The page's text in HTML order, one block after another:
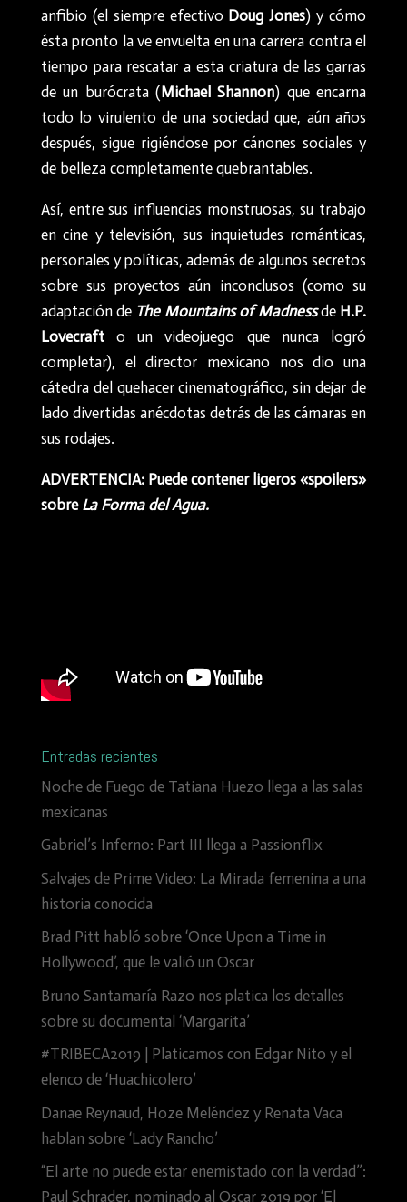
anfibio (el siempre efectivo Doug Jones) y cómo
ésta pronto la ve envuelta en una carrera contra el
tiempo para rescatar a esta criatura de las garras
de un burócrata (Michael Shannon) que encarna
todo lo virulento de una sociedad que, aún años
después, sigue rigiéndose por cánones sociales y
de belleza completamente quebrantables.
Así, entre sus influencias monstruosas, su trabajo
en cine y televisión, sus inquietudes románticas,
personales y políticas, además de algunos secretos
sobre sus proyectos aún inconclusos (como su
adaptación de The Mountains of Madnessde H.P.
Lovecrafto un videojuego que nunca logró
completar), el director mexicano nos dio una
cátedra del quehacer cinematográfico, sin dejar de
lado divertidas anécdotas detrás de las cámaras en
sus rodajes.
ADVERTENCIA: Puede contener ligeros «spoilers»
sobre La Forma del Agua.
Entradas recientes
Noche de Fuego de Tatiana Huezo llega a las salas
mexicanas
Gabriel’s Inferno: Part III llega a Passionflix
Salvajes de Prime Video: La Mirada femenina a una
historia conocida
Brad Pitt habló sobre ‘Once Upon a Time in
Hollywood’, que le valió un Oscar
Bruno Santamaría Razo nos platica los detalles
sobre su documental ‘Margarita’
#TRIBECA2019 | Platicamos con Edgar Nito y el
elenco de ‘Huachicolero’
Danae Reynaud, Hoze Meléndez y Renata Vaca
hablan sobre ‘Lady Rancho’
“El arte no puede estar enemistado con la verdad”:
Paul Schrader, nominado al Oscar 2019 por ‘El